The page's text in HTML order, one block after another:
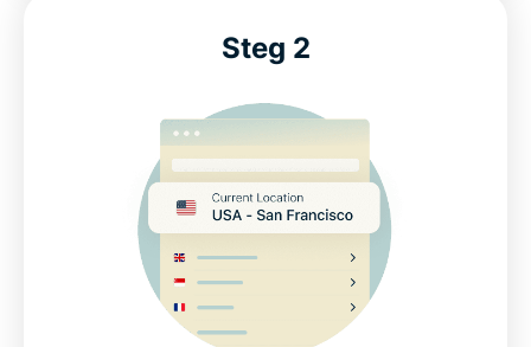
Steg 2